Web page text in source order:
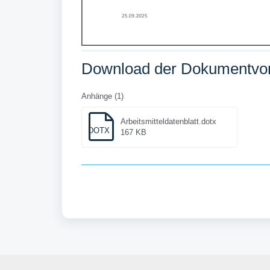
Download der
Anhänge (1)
DOTX
Arbeitsmitteldatenblatt.dotx
167 KB